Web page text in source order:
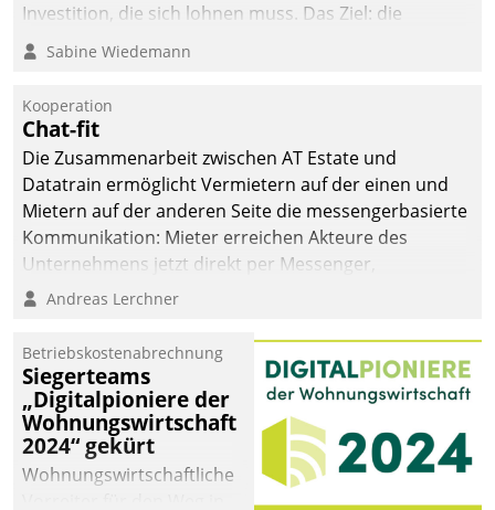
Investition, die sich lohnen muss. Das Ziel: die
nachhaltige Optimierung der Geschäftsabläufe. Damit
dieses Ziel erreicht wird, sollten einige Grundregeln
Sabine Wiedemann
Kooperation
Chat-fit
Die Zusammenarbeit zwischen AT Estate und
Datatrain ermöglicht Vermietern auf der einen und
Mietern auf der anderen Seite die messengerbasierte
Kommunikation: Mieter erreichen Akteure des
Unternehmens jetzt direkt per Messenger,
Mitarbeiter oder Dienstleister empfangen oder
Andreas Lerchner
Betriebskostenabrechnung
Siegerteams
„Digitalpioniere der
Wohnungswirtschaft
2024“ gekürt
Wohnungswirtschaftliche